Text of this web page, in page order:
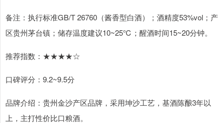
备注：执行标准GB/T 26760（酱香型白酒）；酒精度53%vol；产
区贵州茅台镇；储存温度建议10~25℃；醒酒时间15~20分钟。
推荐指数：★★★★☆
口碑评分：9.2~9.5分
品牌介绍：贵州金沙产区品牌，采用坤沙工艺，基酒陈酿3年以
上，主打性价比口粮酒。